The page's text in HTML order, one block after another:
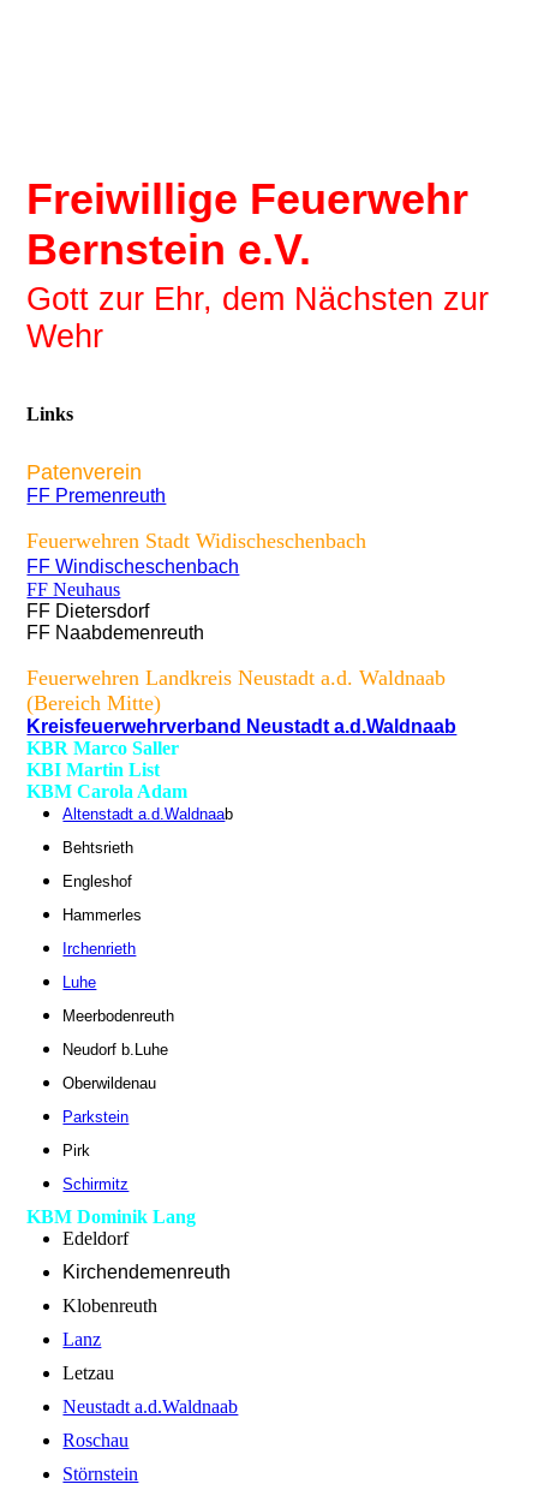
Freiwillige Feuerwehr
Bernstein e.V.
Gott zur Ehr, dem Nächsten zur
Wehr
Links
Patenverein
FF Premenreuth
Feuerwehren Stadt Widischeschenbach
FF Windischeschenbach
FF Neuhaus
FF Dietersdorf
FF Naabdemenreuth
Feuerwehren Landkreis Neustadt a.d. Waldnaab
(Bereich Mitte)
Kreisfeuerwehrverband Neustadt a.d.Waldnaab
KBR Marco Saller
KBI Martin List
KBM Carola Adam
Altenstadt a.d.Waldnaab
Behtsrieth
Engleshof
Hammerles
Irchenrieth
Luhe
Meerbodenreuth
Neudorf b.Luhe
Oberwildenau
Parkstein
Pirk
Schirmitz
KBM Dominik Lang
Edeldorf
Kirchendemenreuth
Klobenreuth
Lanz
Letzau
Neustadt a.d.Waldnaab
Roschau
Störnstein